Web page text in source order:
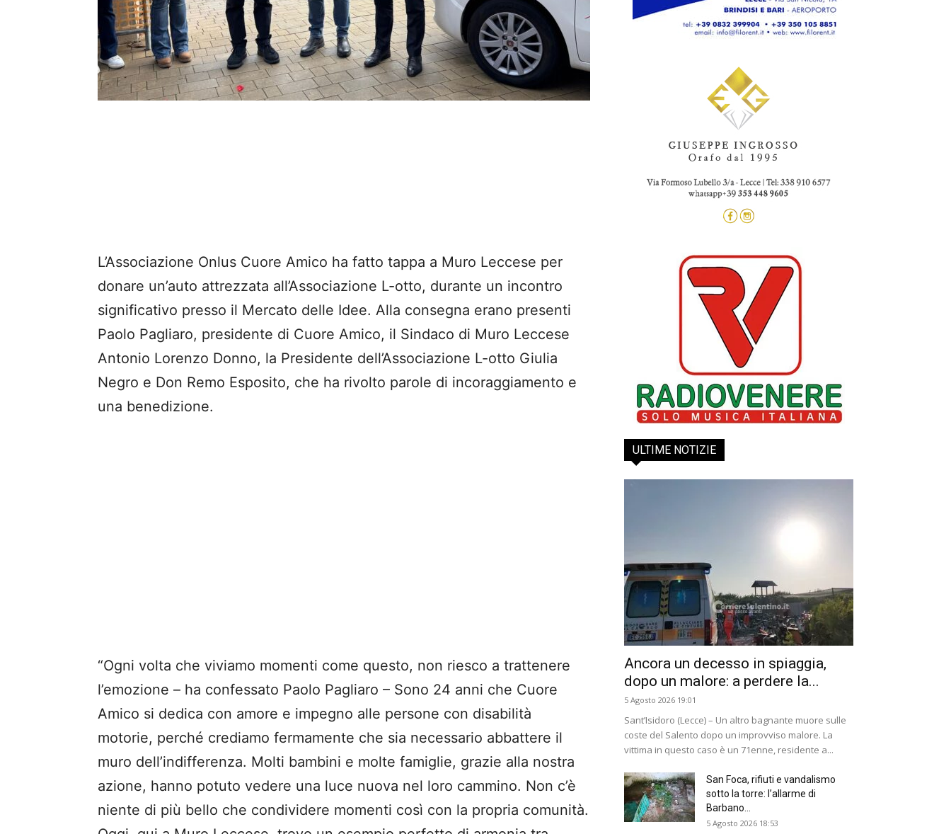
L’Associazione Onlus Cuore Amico ha fatto tappa a Muro Leccese per
donare un’auto attrezzata all’Associazione L-otto, durante un incontro
significativo presso il Mercato delle Idee. Alla consegna erano presenti
Paolo Pagliaro, presidente di Cuore Amico, il Sindaco di Muro Leccese
Antonio Lorenzo Donno, la Presidente dell’Associazione L-otto Giulia
Negro e Don Remo Esposito, che ha rivolto parole di incoraggiamento e
una benedizione.
“Ogni volta che viviamo momenti come questo, non riesco a trattenere
l’emozione – ha confessato Paolo Pagliaro – Sono 24 anni che Cuore
Amico si dedica con amore e impegno alle persone con disabilità
motorie, perché crediamo fermamente che sia necessario abbattere il
muro dell’indifferenza. Molti bambini e molte famiglie, grazie alla nostra
azione, hanno potuto vedere una luce nuova nel loro cammino. Non c’è
niente di più bello che condividere momenti così con la propria comunità.
ULTIME NOTIZIE
Ancora un decesso in spiaggia,
dopo un malore: a perdere la...
5 Agosto 2026 19:01
Sant’Isidoro (Lecce) – Un altro bagnante muore sulle
coste del Salento dopo un improvviso malore. La
vittima in questo caso è un 71enne, residente a...
San Foca, rifiuti e vandalismo
sotto la torre: l’allarme di
Barbano...
5 Agosto 2026 18:53